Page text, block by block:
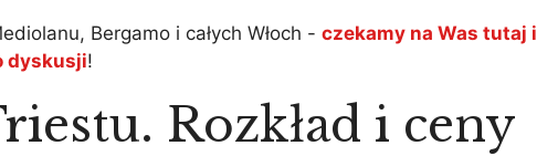
Bergamo i całych Włoch - czekamy na Was tutaj i
dyskusji!
Rozkład i ceny